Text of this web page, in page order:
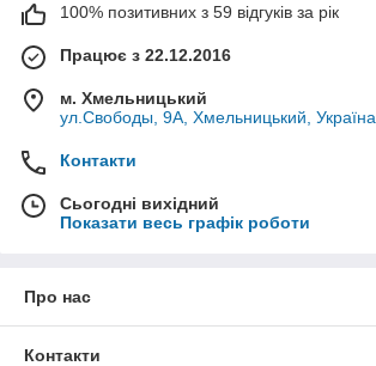
100% позитивних з 59 відгуків за рік
Працює з 22.12.2016
м. Хмельницький
ул.Свободы, 9А, Хмельницький, Україна
Контакти
Сьогодні вихідний
Показати весь графік роботи
Про нас
Контакти